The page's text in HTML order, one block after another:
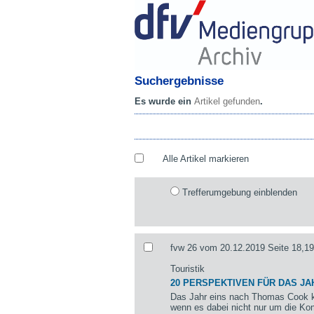
Suchergebnisse
Es wurde ein Artikel gefunden.
Alle Artikel markieren
Trefferumgebung einblenden
fvw 26 vom 20.12.2019 Seite
Touristik
20 PERSPEKTIVEN FÜR DAS
Das Jahr eins nach Thomas Cook
wenn es dabei nicht nur um die